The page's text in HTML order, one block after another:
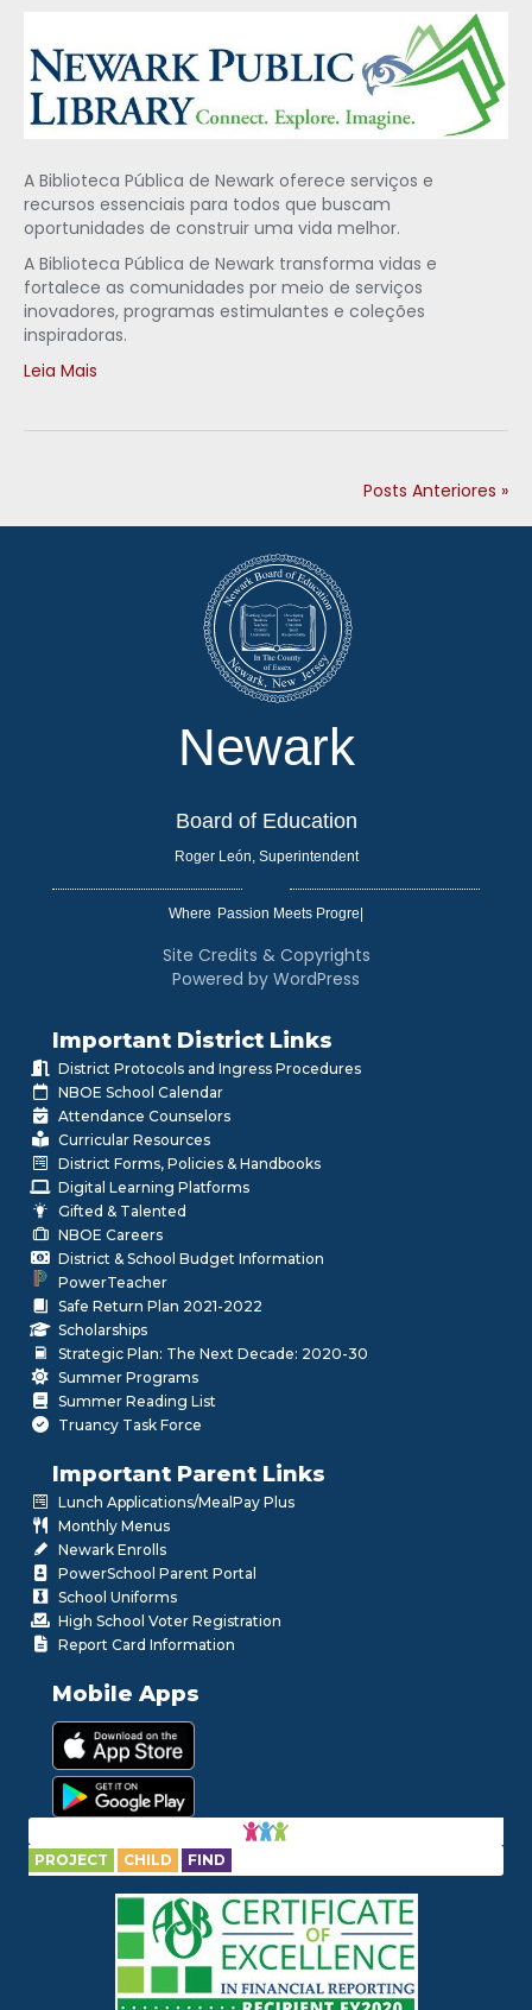
A Biblioteca Pública de Newark oferece serviços e
recursos essenciais para todos que buscam
oportunidades de construir uma vida melhor.
A Biblioteca Pública de Newark transforma vidas e
fortalece as comunidades por meio de serviços
inovadores, programas estimulantes e coleções
inspiradoras.
Leia Mais
Posts Anteriores »
Newark
Board of Education
Roger León, Superintendent
Where
Site Credits & Copyrights
Powered by WordPress
Important District Links
District Protocols and Ingress Procedures
NBOE School Calendar
Attendance Counselors
Curricular Resources
District Forms, Policies & Handbooks
Digital Learning Platforms
Gifted & Talented
NBOE Careers
District & School Budget Information
PowerTeacher
Safe Return Plan 2021-2022
Scholarships
Strategic Plan: The Next Decade: 2020-30
Summer Programs
Summer Reading List
Truancy Task Force
Important Parent Links
Lunch Applications/MealPay Plus
Monthly Menus
Newark Enrolls
PowerSchool Parent Portal
School Uniforms
High School Voter Registration
Report Card Information
Mobile Apps
PROJECT CHILD FIND